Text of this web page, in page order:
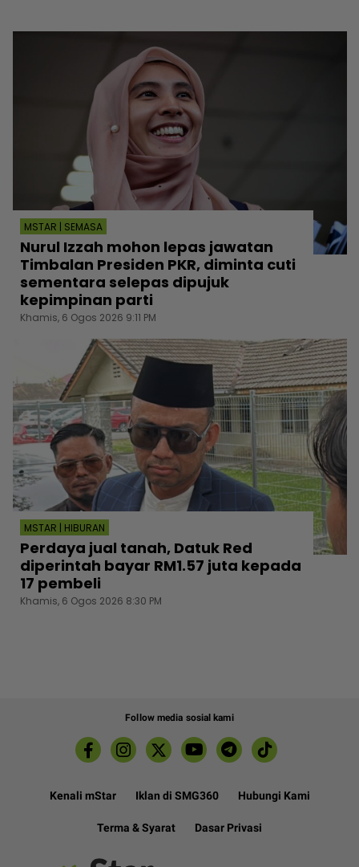
MSTAR | SEMASA
Nurul Izzah mohon lepas jawatan
Timbalan Presiden PKR, diminta cuti
sementara selepas dipujuk
kepimpinan parti
Khamis, 6 Ogos 2026 9:11 PM
MSTAR | HIBURAN
Perdaya jual tanah, Datuk Red
diperintah bayar RM1.57 juta kepada
17 pembeli
Khamis, 6 Ogos 2026 8:30 PM
Follow media sosial kami
Kenali mStar Iklan di SMG360 Hubungi Kami
Terma & Syarat Dasar Privasi